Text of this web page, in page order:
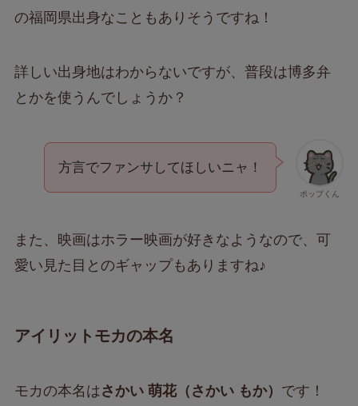
の福岡県出身なこともありそうですね！
詳しい出身地はわからないですが、普段は博多弁
とかを使うんでしょうか？
ポップくん
方言でファンサしてほしいニャ！
また、映画はホラー映画が好きなようなので、可
愛い見た目とのギャップもありますね♪
アイリットモカの本名
モカの本名は さかい 萌花（さかい もか） です！